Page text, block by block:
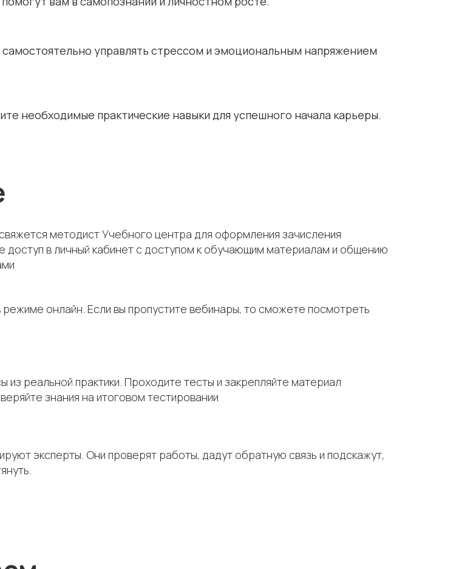
управлять стрессом и эмоциональным напряжением
необходимые практические навыки для успешного начала карьеры.
методист Учебного центра для оформления зачисления
доступ в личный кабинет с доступом к обучающим материалам и общению
режиме онлайн. Если вы пропустите вебинары, то сможете посмотреть
из реальной практики. Проходите тесты и закрепляйте материал
знания на итоговом тестировании
эксперты. Они проверят работы, дадут обратную связь и подскажут,